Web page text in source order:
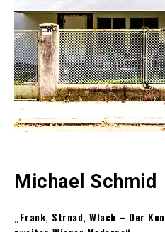
Michael Schmid
„Frank, Strnad, Wlach – Der